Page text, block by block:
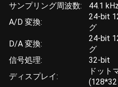
サンプリング周波数:
44.1 kHz
A/D 変換:
24-bit
グ
D/A 変換:
24-bit
グ
信号処理:
32-bit
ディスプレイ:
ドット